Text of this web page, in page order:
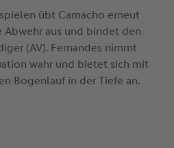
übt Camacho erneut
Abwehr aus und bindet den
(AV). Fernandes nimmt
wahr und bietet sich mit
Bogenlauf in der Tiefe an.